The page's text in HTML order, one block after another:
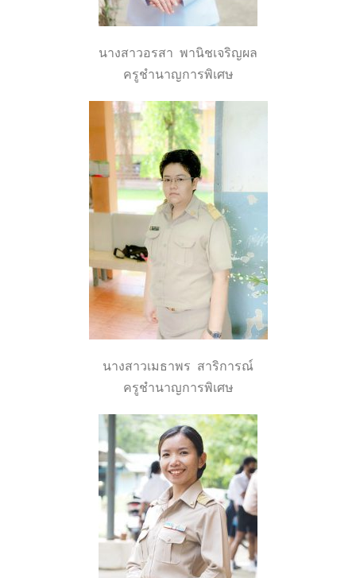
นางสาวอรสา พานิชเจริญผล
ครูชำนาญการพิเศษ
นางสาวเมธาพร สาริการณ์
ครูชำนาญการพิเศษ